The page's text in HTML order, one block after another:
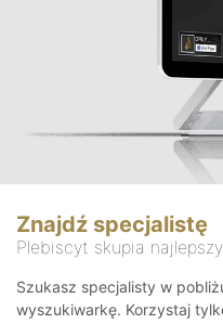
Znajdź specjalistę
Plebiscyt skupia
Szukasz specjalisty w
wyszukiwarkę. Korzystaj